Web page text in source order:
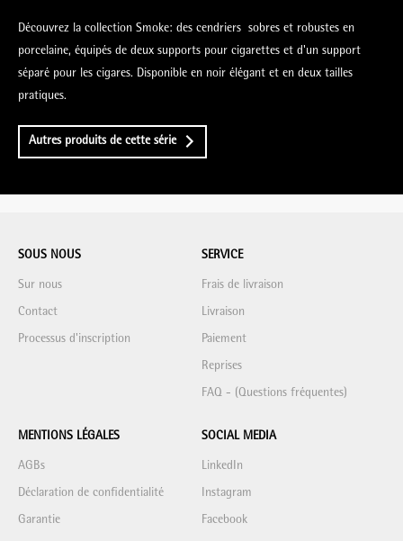
Découvrez la collection Smoke: des cendriers sobres et robustes en
porcelaine, équipés de deux supports pour cigarettes et d'un support
séparé pour les cigares. Disponible en noir élégant et en deux tailles
pratiques.
Autres produits de cette série
SOUS NOUS
Sur nous
Contact
Processus d'inscription
SERVICE
Frais de livraison
Livraison
Paiement
Reprises
FAQ - (Questions fréquentes)
MENTIONS LÉGALES
AGBs
Déclaration de confidentialité
Garantie
SOCIAL MEDIA
LinkedIn
Instagram
Facebook